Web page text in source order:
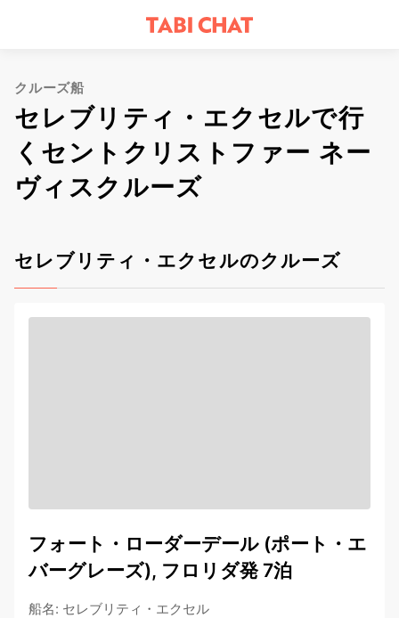
クルーズ船
セレブリティ・エクセルで行
くセントクリストファー ネー
ヴィスクルーズ
セレブリティ・エクセルのクルーズ
フォート・ローダーデール (ポート・エ
バーグレーズ), フロリダ発 7泊
船名: セレブリティ・エクセル